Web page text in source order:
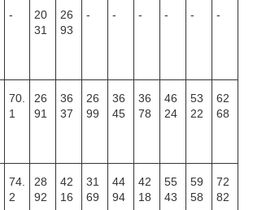
-
20
31
26
93
- - - - - -
70.
1
26
91
36
37
26
99
36
45
36
78
46
24
53
22
62
68
74.
2
28
92
42
16
31
69
44
94
42
18
55
43
59
58
72
82